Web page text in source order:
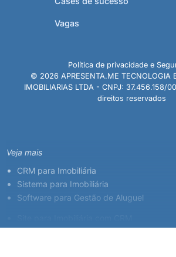
Vagas
© 2026 APRESENTA.ME TECNOLOGIA
IMOBILIARIAS LTDA - CNPJ: 37.456.158/
direitos reservados
Política de privacidade e
Veja mais
CRM para Imobiliária
Sistema para Imobiliária
Software para Gestão de Aluguel